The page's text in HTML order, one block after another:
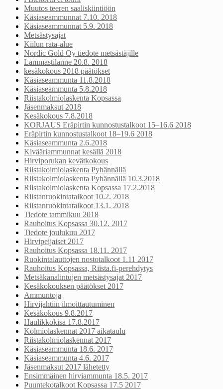
Muutos teeren saaliskiintiöön
Käsiaseammunnat 7.10. 2018
Käsiaseammunnat 5.9. 2018
Metsästysajat
Kiilun rata-alue
Nordic Gold Oy tiedote metsästäjille
Lammastilanne 20.8. 2018
kesäkokous 2018 päätökset
Käsiaseammunta 11.8.2018
Käsiaseammunta 5.8.2018
Riistakolmiolaskenta Kopsassa
Jäsenmaksut 2018
Kesäkokous 7.8.2018
KORJAUS Eräpirtin kunnostustalkoot 15–16.6 2018
Eräpirtin kunnostustalkoot 18–19.6 2018
Käsiaseammunta 2.6.2018
Kivääriammunnat kesällä 2018
Hirviporukan kevätkokous
Riistakolmiolaskenta Pyhännällä
Riistakolmiolaskenta Pyhännällä 10.3.2018
Riistakolmiolaskenta Kopsassa 17.2.2018
Riistanruokintatalkoot 10.2. 2018
Riistanruokintatalkoot 13.1. 2018
Tiedote tammikuu 2018
Rauhoitus Kopsassa 30.12. 2017
Tiedote joulukuu 2017
Hirvipeijaiset 2017
Rauhoitus Kopsassa 18.11. 2017
Ruokintalauttojen nostotalkoot 1.11 2017
Rauhoitus Kopsassa, Riista.fi-perehdytys
Metsäkanalintujen metsästysajat 2017
Kesäkokouksen päätökset 2017
Ammuntoja
Hirvijahtiin ilmoittautuminen
Kesäkokous 9.8.2017
Haulikkokisa 17.8.2017
Kolmiolaskennat 2017 aikataulu
Riistakolmiolaskennat 2017
Käsiaseammunta 18.6. 2017
Käsiaseammunta 4.6. 2017
Jäsenmaksut 2017 lähetetty
Ensimmäinen hirviammunta 18.5. 2017
Puuntekotalkoot Kopsassa 17.5 2017